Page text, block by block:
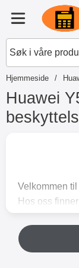
Meny
Hjemmeside
Huawei
Velkommen
Hos oss
Og
din Huawei
Mobildeksel,
herdet glass